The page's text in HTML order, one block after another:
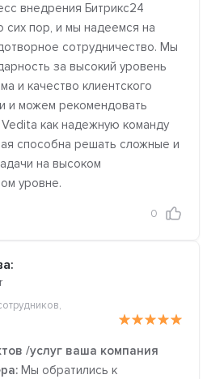
внедрения Битрикс24
сих пор, и мы надеемся на
сотрудничество. Мы
за высокий уровень
и качество клиентского
и можем рекомендовать
как надежную команду
способна решать сложные и
на высоком
уровне.
0
/услуг ваша компания
Мы обратились к